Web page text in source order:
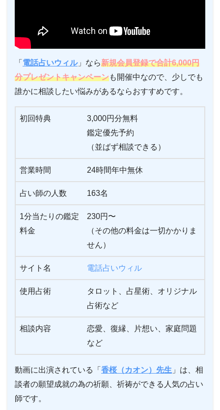
「 電話占いウィル」なら新規会員登録で合計6,000円
分プレゼントキャンペーンも開催中なので、少しでも
誰かに相談したい悩みがあるならおすすめです。
初回特典
3,000円分無料
鑑定優先予約
（並ばず相談できる）
営業時間 24時間年中無休
占い師の人数 163名
1分当たりの鑑定
料金
230円〜
（その他の料金は一切かかりま
せん）
サイト名 電話占いウィル
使用占術
タロット、占星術、オリジナル
占術など
相談内容
恋愛、復縁、片想い、家庭問題
など
動画に出演されている「 香桜（カオン）先生 」は、相
談者の願望成就の為の祈願、祈祷ができる人気の占い
師です。